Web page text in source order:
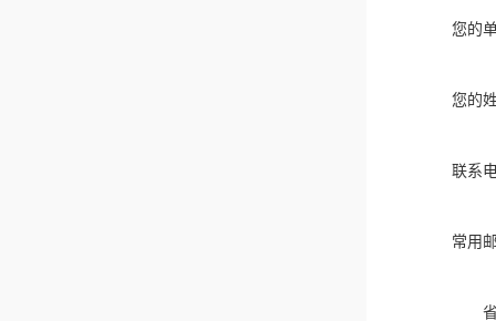
您的
您的
联系
常用